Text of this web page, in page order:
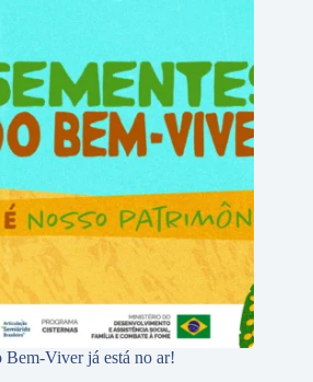
Bem-Viver já está no ar!